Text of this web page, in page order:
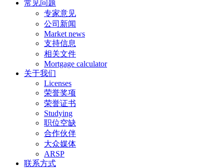
常见问题
专家意见
公司新闻
Market news
支持信息
相关文件
Mortgage calculator
关于我们
Licenses
荣誉奖项
荣誉证书
Studying
职位空缺
合作伙伴
大众媒体
ARSP
联系方式